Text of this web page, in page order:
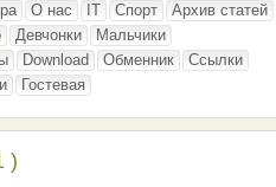
О нас IT Спорт
Архив статей
Девчонки
Мальчики
Download Обменник
Ссылки
Гостевая
)